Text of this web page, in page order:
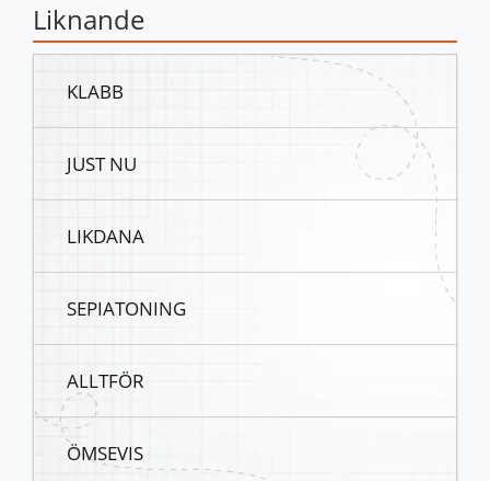
Liknande
KLABB
JUST NU
LIKDANA
SEPIATONING
ALLTFÖR
ÖMSEVIS